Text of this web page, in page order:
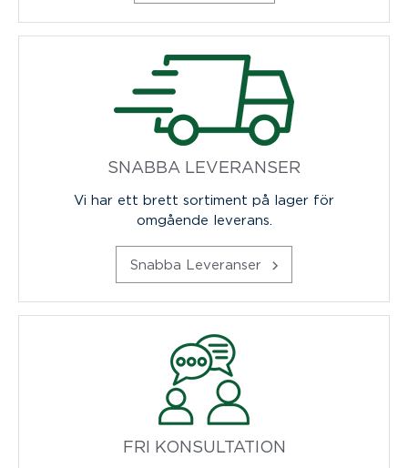
SNABBA LEVERANSER
Vi har ett brett sortiment på lager för
omgående leverans.
Snabba Leveranser
FRI KONSULTATION